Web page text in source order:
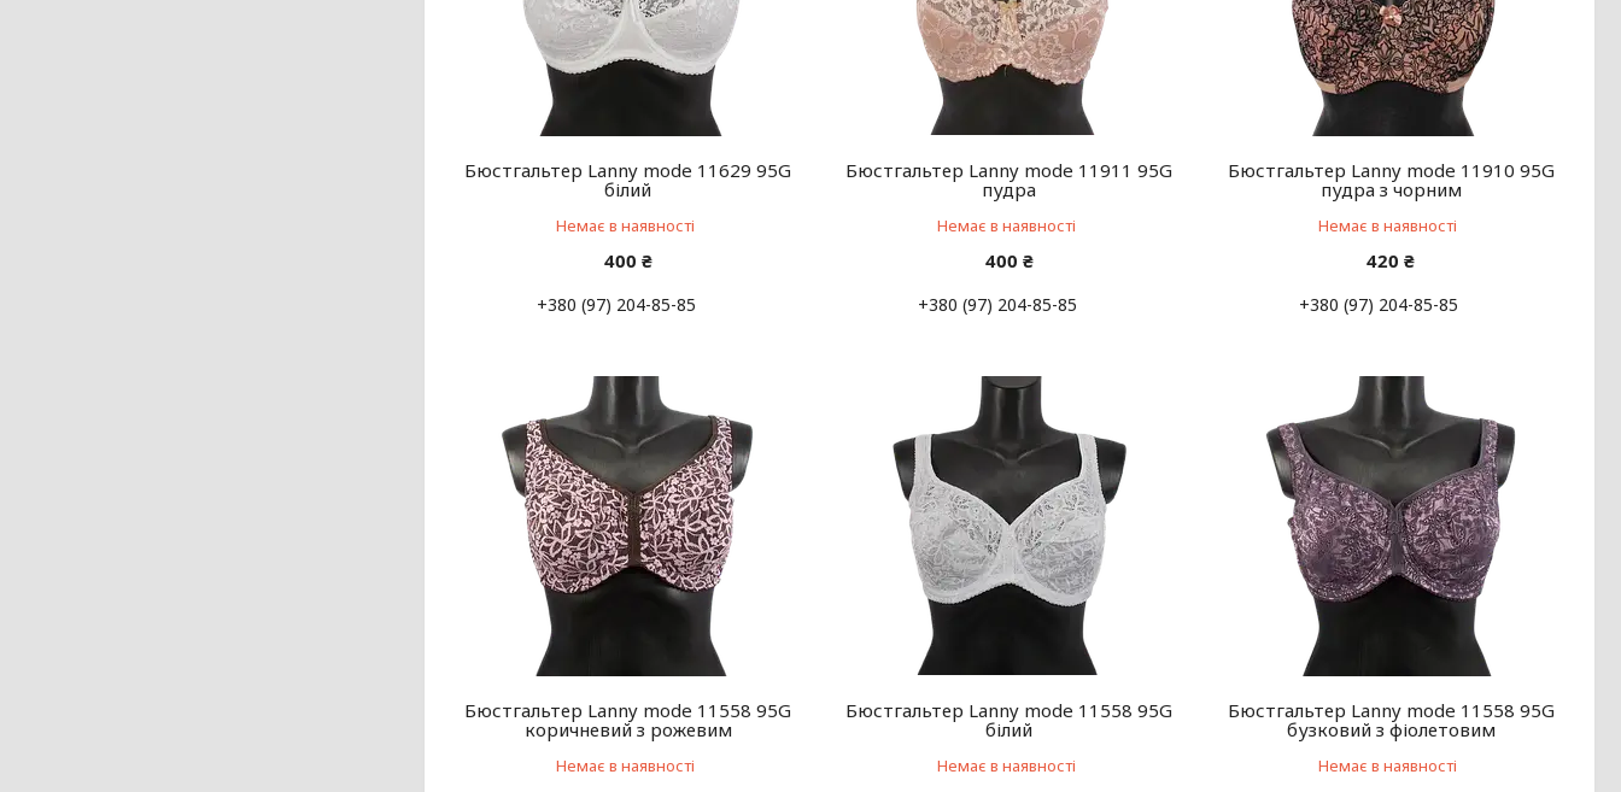
Бюстгальтер Lanny mode 11629 95G
білий
Немає в наявності
400 ₴
+380 (97) 204-85-85
Бюстгальтер Lanny mode 11911 95G
пудра
Немає в наявності
400 ₴
+380 (97) 204-85-85
Бюстгальтер Lanny mode 11910 95G
пудра з чорним
Немає в наявності
420 ₴
+380 (97) 204-85-85
Бюстгальтер Lanny mode 11558 95G
коричневий з рожевим
Немає в наявності
Бюстгальтер Lanny mode 11558 95G
білий
Немає в наявності
Бюстгальтер Lanny mode 11558 95G
бузковий з фіолетовим
Немає в наявності